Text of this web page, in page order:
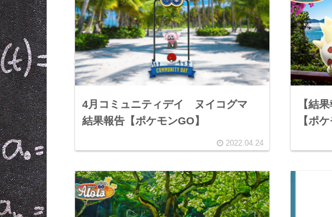
4月コミュニティデイ ヌイコグマ
結果報告【ポケモンGO】
2022.04.24
【結
【ポ